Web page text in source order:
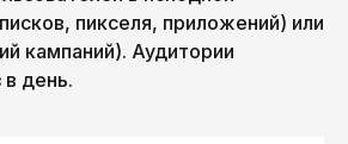
пикселя, приложений) или
кампаний). Аудитории
день.